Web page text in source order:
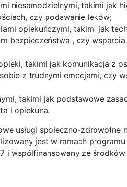
niesamodzielnymi, takimi jak
czy podawanie leków;
opiekuńczymi, takimi jak
bezpieczeństwa , czy wsparcia
takimi jak komunikacja z
z trudnymi emocjami, czy
takimi jak podstawowe
i opiekuna.
usługi społeczno-zdrowotne
jest w ramach programu
i współfinansowany ze